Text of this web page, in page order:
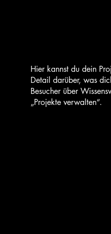
Hier kannst du dein
Detail darüber, was
Besucher über
„Projekte verwalten“.